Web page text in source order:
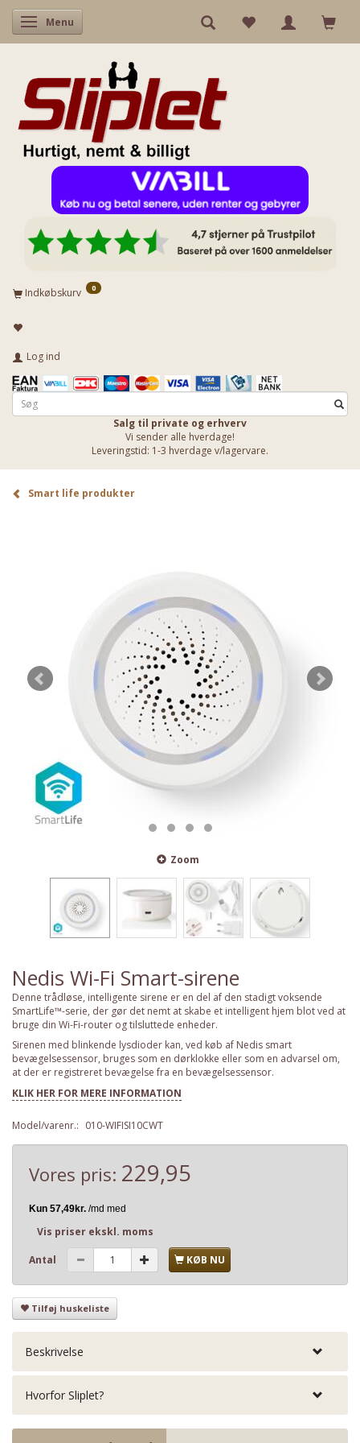
Skifte navigation
Menu
Indkøbskurv 0
Log ind
Salg til private og erhverv
Vi sender alle hverdage!
Leveringstid: 1-3 hverdage v/lagervare.
Smart life produkter
Zoom
Nedis Wi-Fi Smart-sirene
Denne trådløse, intelligente sirene er en del af den stadigt voksende
SmartLife™-serie, der gør det nemt at skabe et intelligent hjem blot ved at
bruge din Wi-Fi-router og tilsluttede enheder.
Sirenen med blinkende lysdioder kan, ved køb af Nedis smart
bevægelsessensor, bruges som en dørklokke eller som en advarsel om,
at der er registreret bevægelse fra en bevægelsessensor.
KLIK HER FOR MERE INFORMATION
Model/varenr.: 010-WIFISI10CWT
Vores pris: 229,95
Vis priser ekskl. moms
Antal KØB NU
Tilføj huskeliste
Beskrivelse
Hvorfor Sliplet?